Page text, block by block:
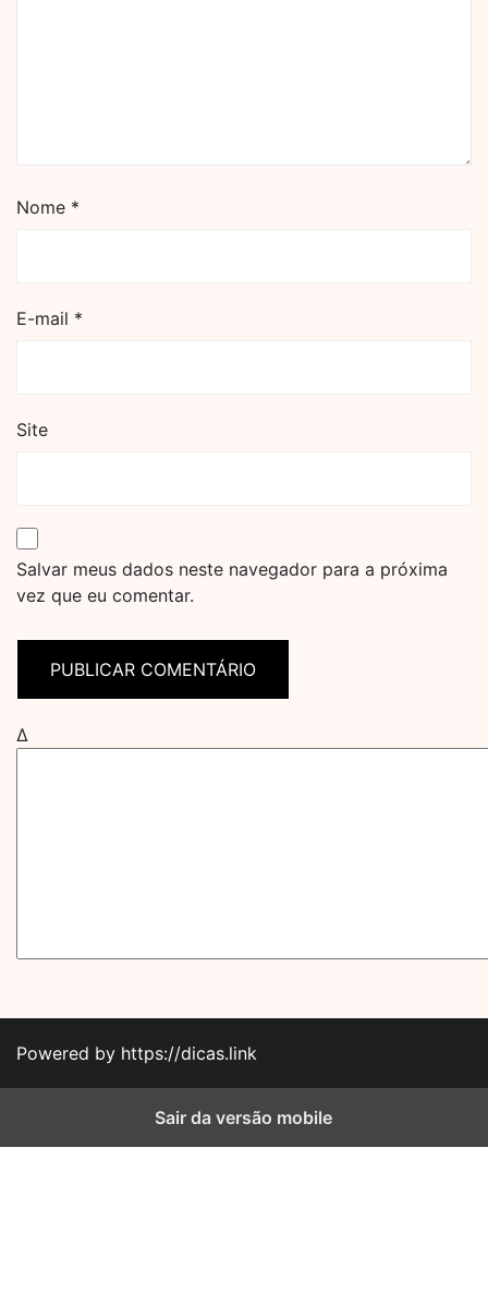
Nome *
E-mail *
Site
Salvar meus dados neste navegador para a próxima
vez que eu comentar.
Δ
Powered by https://dicas.link
Sair da versão mobile